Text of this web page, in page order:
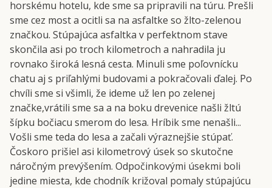
horskému hotelu, kde sme sa pripravili na túru. Prešli
sme cez most a ocitli sa na asfaltke so žlto-zelenou
značkou. Stúpajúca asfaltka v perfektnom stave
skončila asi po troch kilometroch a nahradila ju
rovnako široká lesná cesta. Minuli sme poľovnícku
chatu aj s priľahlými budovami a pokračovali ďalej. Po
chvíli sme si všimli, že ideme už len po zelenej
značke,vrátili sme sa a na boku drevenice našli žltú
šípku bočiacu smerom do lesa. Hríbik sme nenašli...
Vošli sme teda do lesa a začali výraznejšie stúpať.
Čoskoro prišiel asi kilometrový úsek so skutočne
náročným prevýšením. Odpočinkovými úsekmi boli
jedine miesta, kde chodník križoval pomaly stúpajúcu